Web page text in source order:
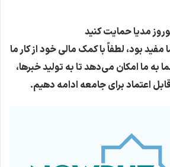
مدیا حمایت کنید
بود، لطفاً با کمک مالی خود از کار ما
ما امکان می‌دهد تا به تولید خبرها،
اعتماد برای جامعه ادامه دهیم.